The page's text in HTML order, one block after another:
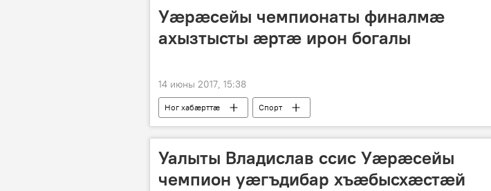
Уæрæсейы чемпионаты финалмæ
ахызтысты æртæ ирон богалы
14 июны 2017, 15:38
Ног хабӕрттӕ Спорт
Уалыты Владислав ссис Уæрæсейы
чемпион уæгъдибар хъæбысхæстæй